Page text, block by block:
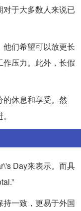
于大多数人来说已
们希望可以放更长
压力。此外，长假
休息和享受。然
Day来表示。而具
一致，更易于外国